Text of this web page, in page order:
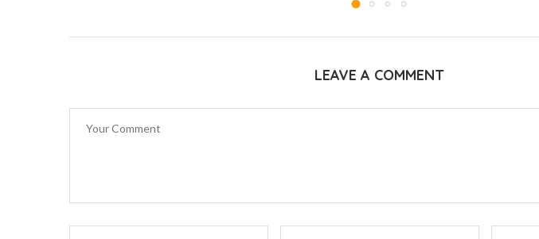
LEAVE A COMMENT